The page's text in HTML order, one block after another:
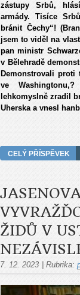
zástupy Srbů,
armády. Tisíce
bránit Čechy“!
jsem to viděl na
pan ministr
v Bělehradě
Demonstrovali
ve
lehkomyslně zradil
Uherska a vnesl
CELÝ PŘÍSPĚVEK
ŽIDŮ V
7. 12. 2023 Rubrika: